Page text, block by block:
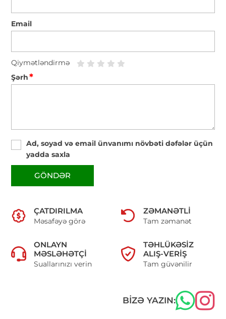
Email
Qiymətləndirmə
Şərh*
Ad, soyad və email ünvanımı növbəti dəfələr üçün
yadda saxla
GÖNDƏR
ÇATDIRILMA
Məsafəyə görə
ZƏMANƏTLI
Tam zəmanət
ONLAYN
MƏSLƏHƏTÇI
Suallarınızı verin
TƏHLÜKƏSIZ
ALIŞ-VERIŞ
Tam güvənilir
BIZƏ YAZIN: